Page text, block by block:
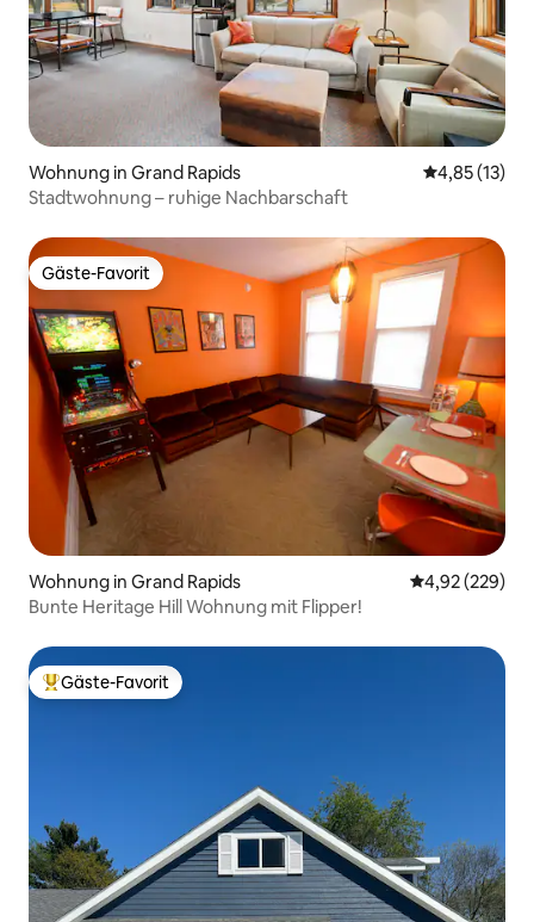
Wohnung in Grand Rapids
4,85 (13)
Stadtwohnung – ruhige Nachbarschaft
Gäste-Favorit
Gäste-Favorit
Wohnung in Grand Rapids
4,92 (229)
Bunte Heritage Hill Wohnung mit Flipper!
Beliebter Gäste-Favorit.
Gäste-Favorit